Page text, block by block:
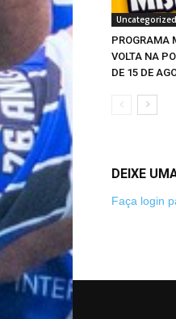
Uncategorized
PROGRAMA
VOLTA NA
DE 15 DE
DEIXE
Faça login